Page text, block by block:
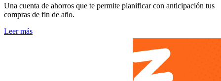
Una cuenta de ahorros que te permite planificar con anticipación tus
compras de fin de año.
Leer más